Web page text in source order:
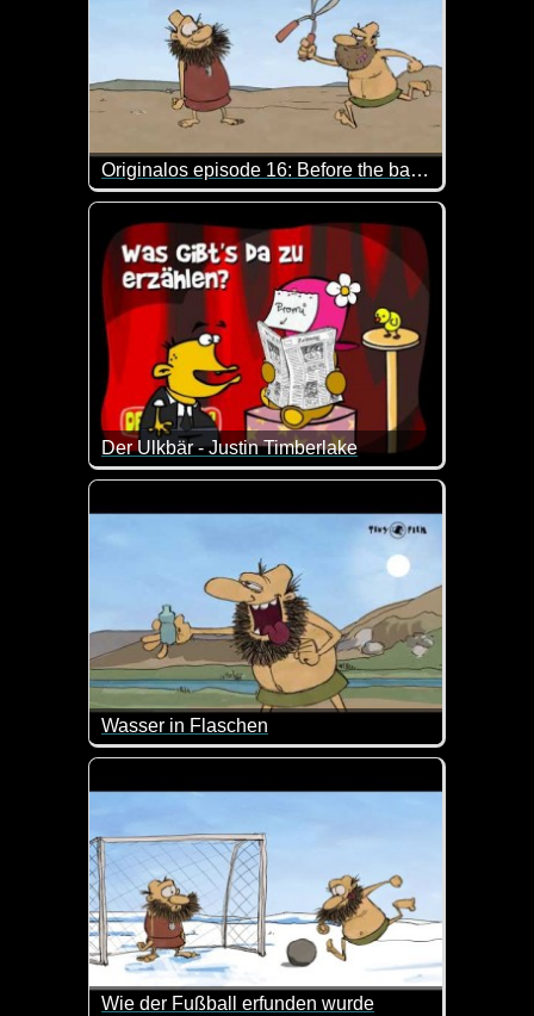
Originalos episode 16: Before the barber shop
Das ist so blöd, dass man schon wieder lachen
Der Ulkbär - Justin Timberlake
Das ist ein total verrückter und durchgeknallter
Wasser in Flaschen
Da dachte er doch, dass das Wasser aus der
Wie der Fußball erfunden wurde